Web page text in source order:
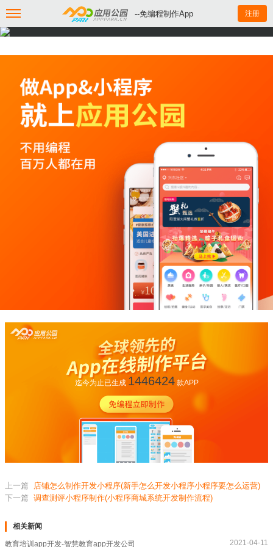
--免编程制作App 注册
迄今为止已生成 1446424款APP
上一篇
店铺怎么制作开发小程序(新手怎么开发小程序小程序要怎么运营)
下一篇 调查测评小程序制作(小程序商城系统开发制作流程)
相关新闻
教育培训app开发-智慧教育app开发公司 2021-04-11